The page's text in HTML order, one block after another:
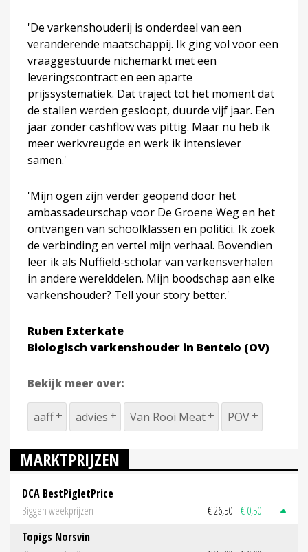
'De varkenshouderij is onderdeel van een
veranderende maatschappij. Ik ging vol voor een
vraaggestuurde nichemarkt met een
leveringscontract en een aparte
prijssystematiek. Dat traject tot het moment dat
de stallen werden gesloopt, duurde vijf jaar. Een
jaar zonder cashflow was pittig. Maar nu heb ik
meer werkvreugde en werk ik intensiever
samen.'
'Mijn ogen zijn verder geopend door het
ambassadeurschap voor De Groene Weg en het
ontvangen van schoolklassen en politici. Ik zoek
de verbinding en vertel mijn verhaal. Bovendien
leer ik als Nuffield-scholar van varkensverhalen
in andere werelddelen. Mijn boodschap aan elke
varkenshouder? Tell your story better.'
Ruben Exterkate
Biologisch varkenshouder in Bentelo (OV)
Bekijk meer over:
aaff advies Van Rooi Meat POV
MARKTPRIJZEN
DCA BestPigletPrice
Biggen weekprijzen
€ 26,50 € 0,50
Topigs Norsvin